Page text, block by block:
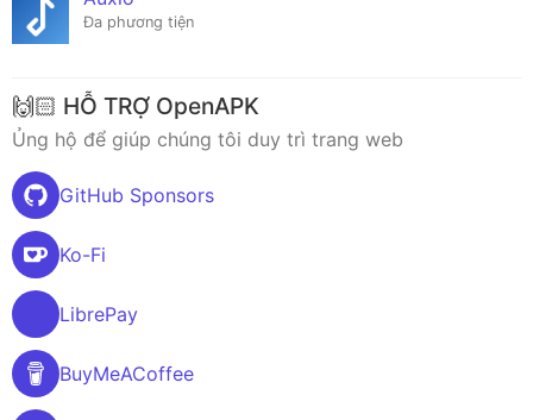
Đa phương tiện
🙌🏻 HỖ TRỢ OpenAPK
Ủng hộ để giúp chúng tôi duy trì trang web
GitHub Sponsors
Ko-Fi
LibrePay
BuyMeACoffee